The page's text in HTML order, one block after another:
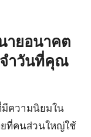
ายอนาคต
ำวันที่คุณ
ความนิยมใน
ยที่คนส่วนใหญ่ใช้